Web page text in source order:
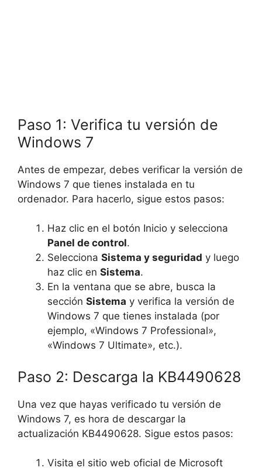
Paso 1: Verifica tu versión de
Windows 7
Antes de empezar, debes verificar la versión de
Windows 7 que tienes instalada en tu
ordenador. Para hacerlo, sigue estos pasos:
Haz clic en el botón Inicio y selecciona
Panel de control.
Selecciona Sistema y seguridad y luego
haz clic en Sistema.
En la ventana que se abre, busca la
sección Sistema y verifica la versión de
Windows 7 que tienes instalada (por
ejemplo, «Windows 7 Professional»,
«Windows 7 Ultimate», etc.).
Paso 2: Descarga la KB4490628
Una vez que hayas verificado tu versión de
Windows 7, es hora de descargar la
actualización KB4490628. Sigue estos pasos:
Visita el sitio web oficial de Microsoft